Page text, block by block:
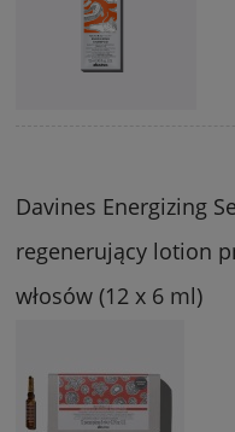
Davines Energizing
regenerujący lotion
włosów (12 x 6 ml)